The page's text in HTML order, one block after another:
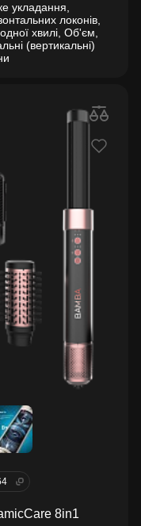
укладання,
локонів,
хвилі, Об'єм,
(вертикальні)
8in1